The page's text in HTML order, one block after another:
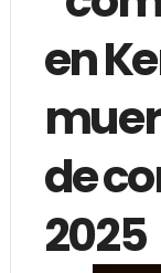
en
de
2025